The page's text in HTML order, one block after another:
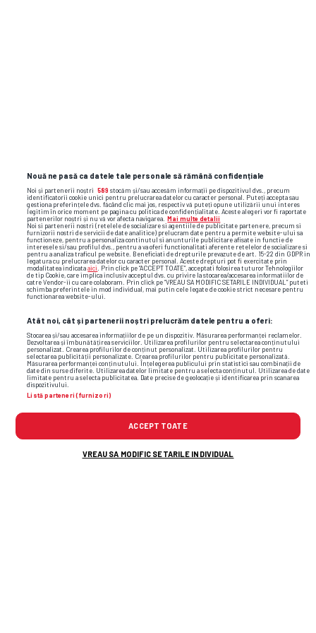
Foto38/49
Nouă ne pasă ca datele tale personale să rămână confidențiale
Noi și partenerii noștri 589 stocăm și/sau accesăm informații pe dispozitivul dvs., precum
identificatorii cookie unici pentru prelucrarea datelor cu caracter personal. Puteți accepta sau
gestiona preferințele dvs. făcând clic mai jos, respectiv vă puteți opune utilizării unui interes
legitim în orice moment pe pagina cu politica de confidențialitate. Aceste alegeri vor fi raportate
partenerilor noștri și nu vă vor afecta navigarea. Mai multe detalii
Noi si partenerii nostri (retelele de socializare si agentiile de publicitate partenere, precum si
furnizorii nostri de servicii de date analitice) prelucram date pentru a permite website-ului sa
functioneze, pentru a personaliza continutul si anunturile publicitare afisate in functie de
interesele si/sau profilul dvs., pentru a va oferi functionalitati aferente retelelor de socializare si
pentru a analiza traficul pe website. Beneficiati de drepturile prevazute de art. 15-22 din GDPR in
legatura cu prelucrarea datelor cu caracter personal. Aceste drepturi pot fi exercitate prin
modalitatea indicataaici
. Prin click pe “ACCEPT TOATE”, acceptati folosirea tuturor Tehnologiilor
de tip Cookie, care implica inclusiv acceptul dvs. cu privire la stocarea/accesarea informatiilor de
catre Vendor-ii cu care colaboram. Prin click pe “VREAU SA MODIFIC SETARILE INDIVIDUAL” puteti
schimba preferintele in mod individual, mai putin cele legate de cookie strict necesare pentru
functionarea website-ului.
Atât noi, cât și partenerii noștri prelucrăm datele pentru a oferi:
Stocarea și/sau accesarea informațiilor de pe un dispozitiv. Măsurarea performanței reclamelor.
Dezvoltarea și îmbunătățirea serviciilor. Utilizarea profilurilor pentru selectarea conținutului
personalizat. Crearea profilurilor de conținut personalizat. Utilizarea profilurilor pentru
selectarea publicității personalizate. Crearea profilurilor pentru publicitate personalizată.
Măsurarea performanței conținutului. Înțelegerea publicului prin statistici sau combinații de
date din surse diferite. Utilizarea datelor limitate pentru a selecta conținutul. Utilizarea de date
limitate pentru a selecta publicitatea. Date precise de geolocație și identificarea prin scanarea
dispozitivului.
Listă parteneri (furnizori)
ACCEPT TOATE
VREAU SA MODIFIC SETARILE INDIVIDUAL